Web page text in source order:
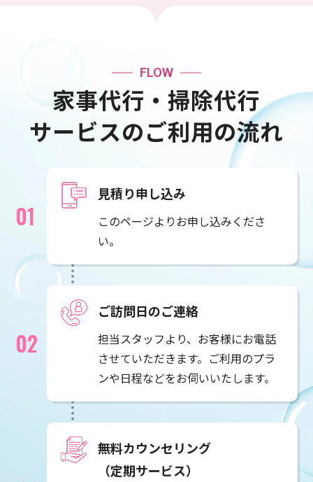
FLOW
家事代行・掃除代行
サービスのご利用の流れ
見積り申し込み
このページよりお申し込みくださ
い。
ご訪問日のご連絡
担当スタッフより、お客様にお電話
させていただきます。ご利用のプラ
ンや日程などをお伺いいたします。
無料カウンセリング
（定期サービス）